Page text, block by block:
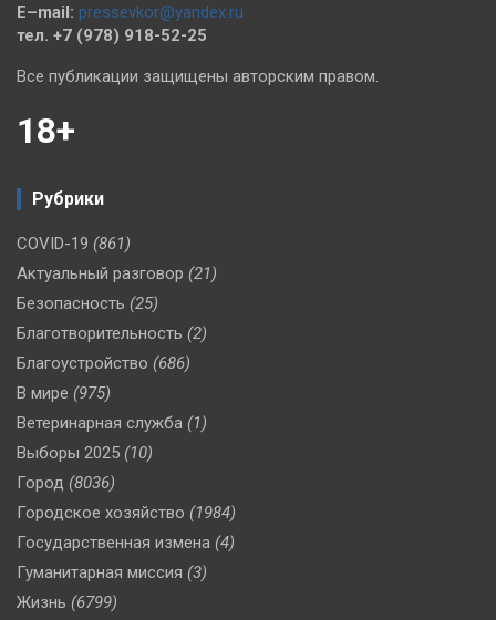
E–mail: pressevkor@yandex.ru
тел. +7 (978) 918-52-25
Все публикации защищены авторским правом.
18+
Рубрики
COVID-19 (861)
Актуальный разговор (21)
Безопасность (25)
Благотворительность (2)
Благоустройство (686)
В мире (975)
Ветеринарная служба (1)
Выборы 2025 (10)
Город (8036)
Городское хозяйство (1984)
Государственная измена (4)
Гуманитарная миссия (3)
Жизнь (6799)